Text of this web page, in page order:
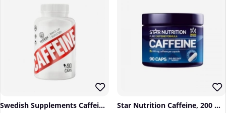
Swedish Supplements Caffeine, 90 caps Star Nutrition Caffeine, 200 mg, 90 caps